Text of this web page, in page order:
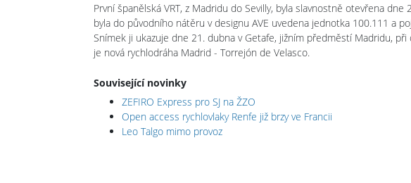
První španělská VRT, z Madridu do Sevilly, byla slavnostně otevřena
byla do původního nátěru v designu AVE uvedena jednotka 100.111 a
Snímek ji ukazuje dne 21. dubna v Getafe, jižním předměstí Madridu,
je nová rychlodráha Madrid - Torrejón de Velasco.
Související novinky
ZEFIRO Express pro SJ na ŽZO
Open access rychlovlaky Renfe již brzy ve Francii
Leo Talgo mimo provoz